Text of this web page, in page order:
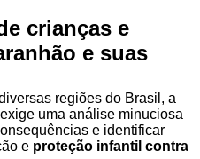
crianças e
e suas
regiões do Brasil, a
uma análise minuciosa
e identificar
e proteção infantil contra